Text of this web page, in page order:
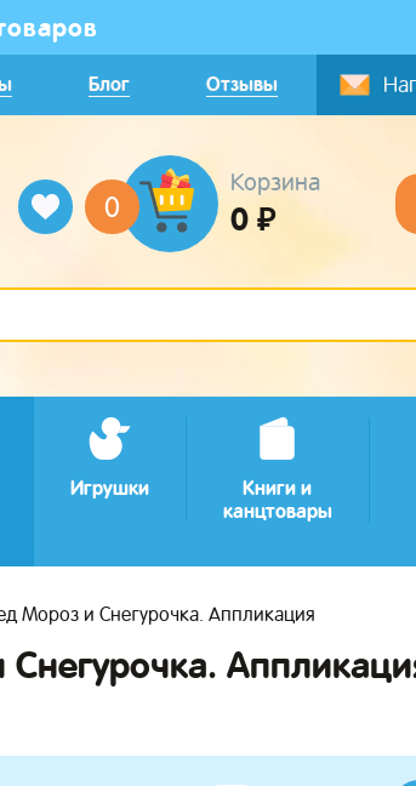
Блог Отзывы
0
Корзина
0 ₽
Игрушки
Книги и
канцтовары
Мороз и Снегурочка. Аппликация